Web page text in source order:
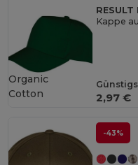
RESULT
Kappe
2,97 €
Organic
Cotton
-43%